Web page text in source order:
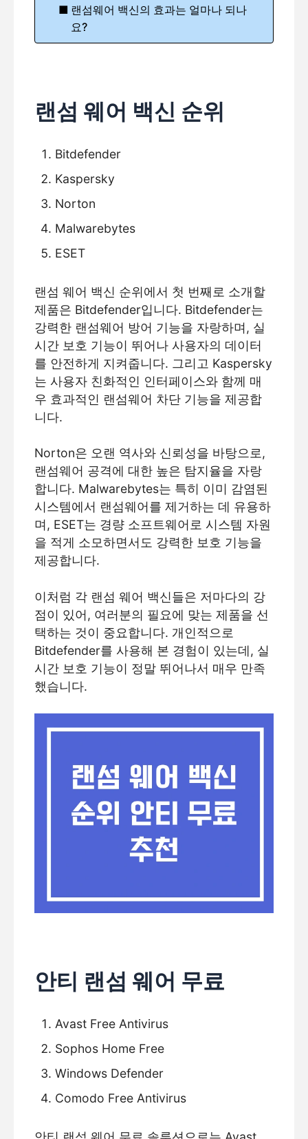
랜섬웨어 백신의 효과는 얼마나 되나
요?
랜섬 웨어 백신 순위
Bitdefender
Kaspersky
Norton
Malwarebytes
ESET
랜섬 웨어 백신 순위에서 첫 번째로 소개할
제품은 Bitdefender입니다. Bitdefender는
강력한 랜섬웨어 방어 기능을 자랑하며, 실
시간 보호 기능이 뛰어나 사용자의 데이터
를 안전하게 지켜줍니다. 그리고 Kaspersky
는 사용자 친화적인 인터페이스와 함께 매
우 효과적인 랜섬웨어 차단 기능을 제공합
니다.
Norton은 오랜 역사와 신뢰성을 바탕으로,
랜섬웨어 공격에 대한 높은 탐지율을 자랑
합니다. Malwarebytes는 특히 이미 감염된
시스템에서 랜섬웨어를 제거하는 데 유용하
며, ESET는 경량 소프트웨어로 시스템 자원
을 적게 소모하면서도 강력한 보호 기능을
제공합니다.
이처럼 각 랜섬 웨어 백신들은 저마다의 강
점이 있어, 여러분의 필요에 맞는 제품을 선
택하는 것이 중요합니다. 개인적으로
Bitdefender를 사용해 본 경험이 있는데, 실
시간 보호 기능이 정말 뛰어나서 매우 만족
했습니다.
안티 랜섬 웨어 무료
Avast Free Antivirus
Sophos Home Free
Windows Defender
Comodo Free Antivirus